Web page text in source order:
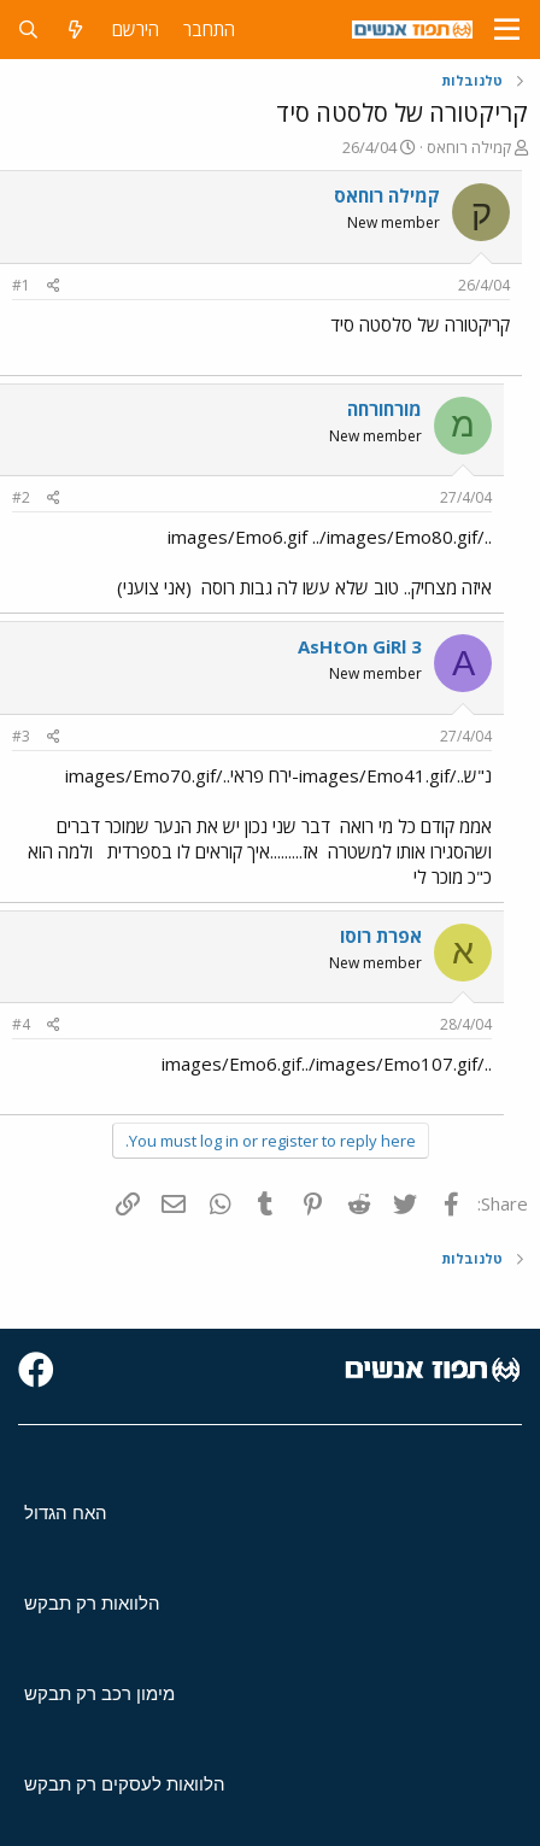
התחבר הירשם
טלנובלות
קריקטורה של סלסטה סיד
פ
ו
ת
ח
ה
ש
א
קמילה רוחאס
פ
ו
ר
ם
ר
26/4/04
ק קמילה רוחאס
New member
26/4/04
#1
קריקטורה של סלסטה סיד
מ מורחורחה
New member
27/4/04
#2
../images/Emo6.gif ../images/Emo80.gif
איזה מצחיק.. טוב שלא עשו לה גבות רוסה (אני צועני)
A
AsHtOn GiRl 3
New member
27/4/04
#3
נ"ש../images/Emo41.gif-ירח פראי../images/Emo70.gif
אממ קודם כל מי רואה דבר שני נכון יש את הנער שמוכר דברים
ושהסגירו אותו למשטרה אז.........איך קוראים לו בספרדית
ולמה הוא
כ"כ מוכר לי
א אפרת רוסו
New member
28/4/04
#4
../images/Emo6.gif../images/Emo107.gif
You must log in or register to reply here.
Share: פייסבוק Twitter
Reddit
Pinterest
Tumblr
WhatsAppדואר אלקטרוני
טלנובלות
האח הגדול
הלוואות רק תבקש
מימון רכב רק תבקש
הלוואות לעסקים רק תבקש